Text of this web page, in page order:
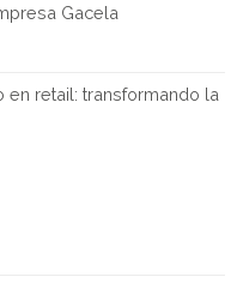
Gacela
retail: transformando la